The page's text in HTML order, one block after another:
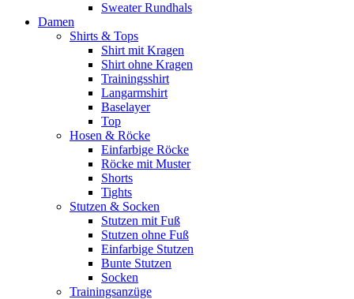
Sweater Rundhals
Damen
Shirts & Tops
Shirt mit Kragen
Shirt ohne Kragen
Trainingsshirt
Langarmshirt
Baselayer
Top
Hosen & Röcke
Einfarbige Röcke
Röcke mit Muster
Shorts
Tights
Stutzen & Socken
Stutzen mit Fuß
Stutzen ohne Fuß
Einfarbige Stutzen
Bunte Stutzen
Socken
Trainingsanzüge